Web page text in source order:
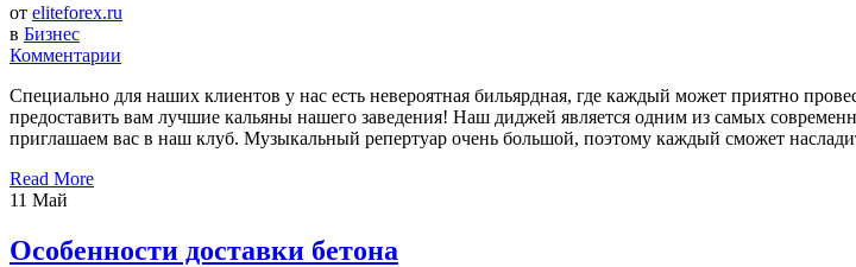
от eliteforex.ru
в Бизнес
Комментарии
Специально для наших клиентов у нас есть невероятная бильярдная, где каждый может приятно
предоставить вам лучшие кальяны нашего заведения! Наш диджей является одним из самых
приглашаем вас в наш клуб. Музыкальный репертуар очень большой, поэтому каждый сможет
Read More
11 Май
Особенности доставки бетона